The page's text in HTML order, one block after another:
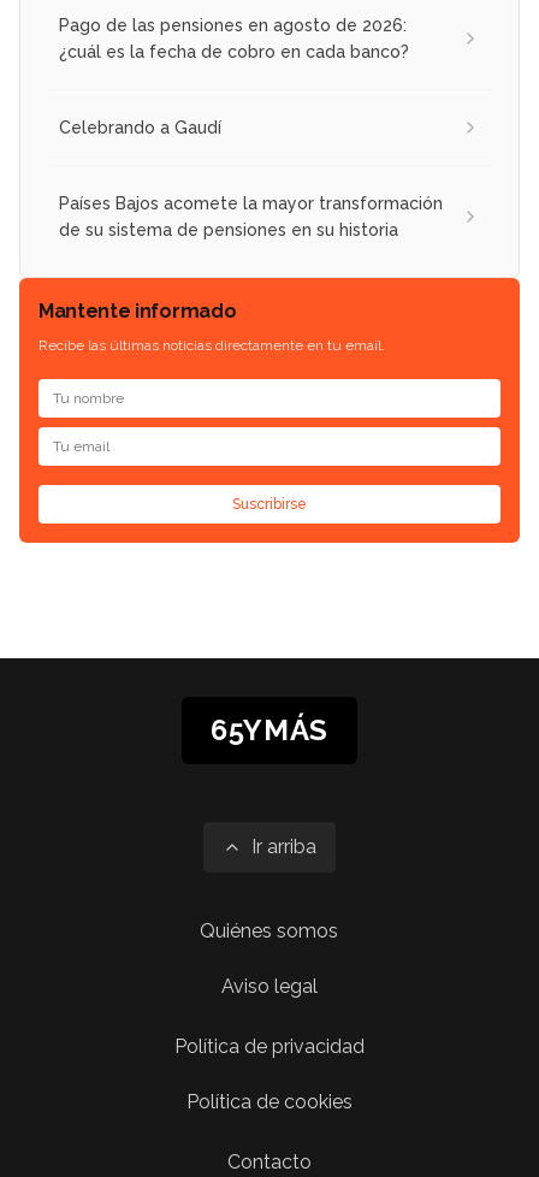
Pago de las pensiones en agosto de 2026:
¿cuál es la fecha de cobro en cada banco?
Celebrando a Gaudí
Países Bajos acomete la mayor transformación
de su sistema de pensiones en su historia
Mantente informado
Recibe las últimas noticias directamente en tu email.
Suscribirse
65YMÁS
Ir arriba
Quiénes somos
Aviso legal
Política de privacidad
Política de cookies
Contacto